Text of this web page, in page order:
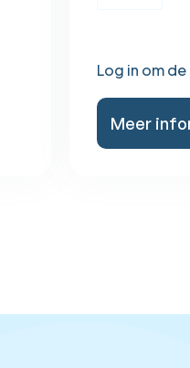
Log in om
Meer